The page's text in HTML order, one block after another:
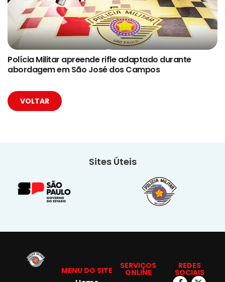
Polícia Militar apreende rifle adaptado durante
abordagem em São José dos Campos
VOLTAR
Sites Úteis
MENU DO SITE SERVIÇOS
ONLINE
REDES
SOCIAIS